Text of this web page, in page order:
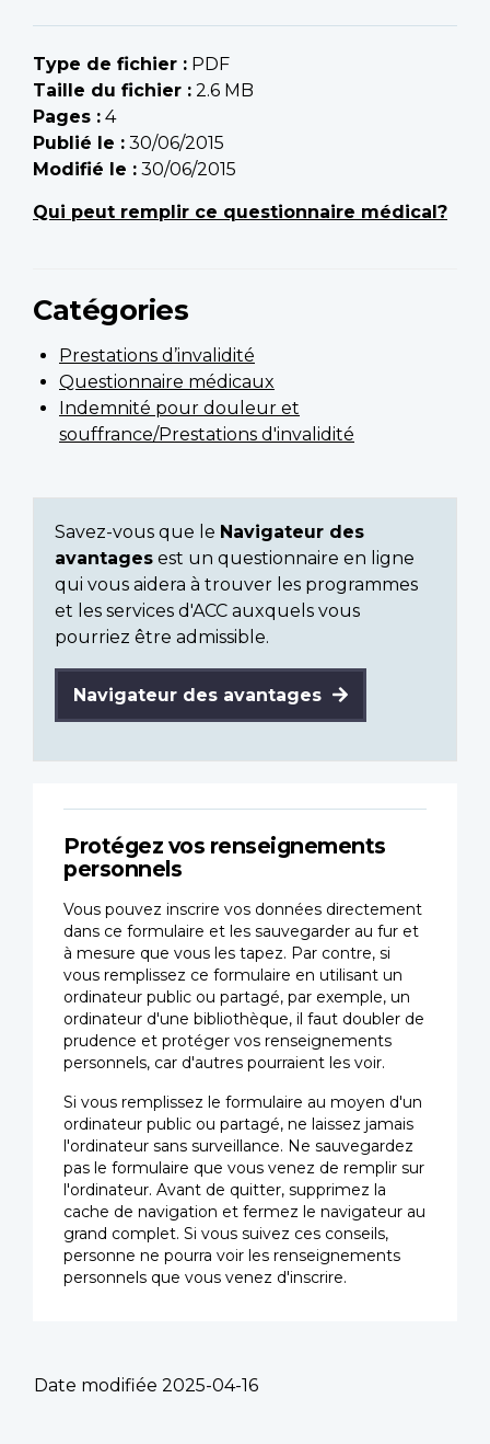
Type de fichier : PDF
Taille du fichier : 2.6 MB
Pages : 4
Publié le : 30/06/2015
Modifié le : 30/06/2015
Qui peut remplir ce questionnaire médical?
Catégories
Prestations d’invalidité
Questionnaire médicaux
Indemnité pour douleur et
souffrance/Prestations d'invalidité
Savez-vous que le Navigateur des
avantages est un questionnaire en ligne
qui vous aidera à trouver les programmes
et les services d'ACC auxquels vous
pourriez être admissible.
Navigateur des avantages
Protégez vos renseignements
personnels
Vous pouvez inscrire vos données directement
dans ce formulaire et les sauvegarder au fur et
à mesure que vous les tapez. Par contre, si
vous remplissez ce formulaire en utilisant un
ordinateur public ou partagé, par exemple, un
ordinateur d'une bibliothèque, il faut doubler de
prudence et protéger vos renseignements
personnels, car d'autres pourraient les voir.
Si vous remplissez le formulaire au moyen d'un
ordinateur public ou partagé, ne laissez jamais
l'ordinateur sans surveillance. Ne sauvegardez
pas le formulaire que vous venez de remplir sur
l'ordinateur. Avant de quitter, supprimez la
cache de navigation et fermez le navigateur au
grand complet. Si vous suivez ces conseils,
personne ne pourra voir les renseignements
personnels que vous venez d'inscrire.
Date modifiée 2025-04-16